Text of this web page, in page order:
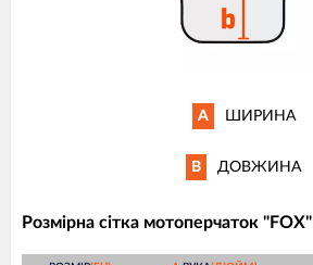
A ШИРИНА
B ДОВЖИНА
Розмірна сітка мотоперчаток "FOX"